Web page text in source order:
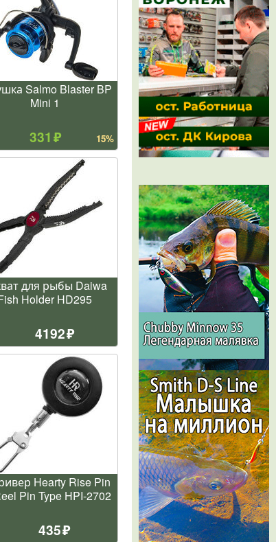
Salmo Blaster BP
Mini 1
331 15%
для рыбы Daiwa
Holder HD295
4192
Hearty Rise Pin
Pin Type HPI-2702
435